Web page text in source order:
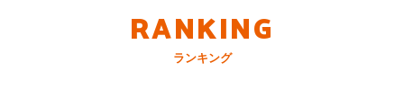
RANKING
ランキング